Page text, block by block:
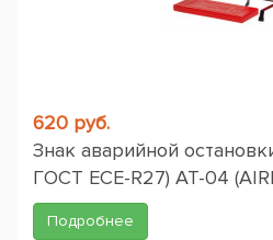
620 руб.
Знак аварийной
ГОСТ ЕСЕ-R27) AT-04
Подробнее